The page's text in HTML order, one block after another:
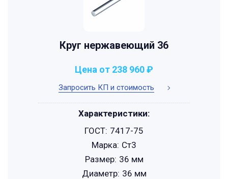
Круг нержавеющий 36
Запросить КП и стоимость
Цена от 238 960 ₽
Характеристики:
ГОСТ: 7417-75
Марка: Ст3
Размер: 36 мм
Диаметр: 36 мм